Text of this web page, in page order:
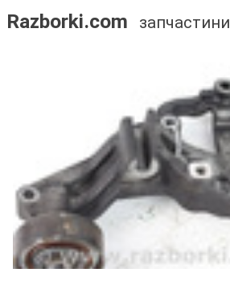
Razborki.com запчастини